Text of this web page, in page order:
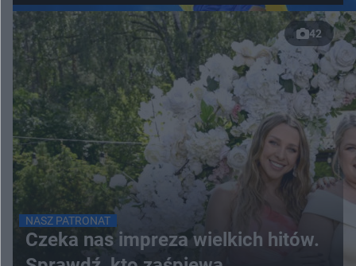
42
NASZ PATRONAT
Czeka nas impreza wielkich hitów.